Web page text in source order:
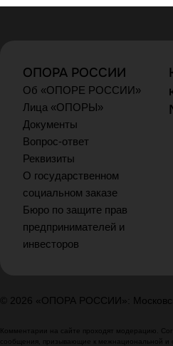
ОПОРА РОССИИ
Об «ОПОРЕ РОССИИ»
Лица «ОПОРЫ»
Документы
Вопрос-ответ
Реквизиты
О государственном
социальном заказе
Бюро по защите прав
предпринимателей и
инвесторов
© 2026 «ОПОРА РОССИИ»:
Комментарии на сайте проходят модерацию.
сообщения, призывающие к межнациональной и